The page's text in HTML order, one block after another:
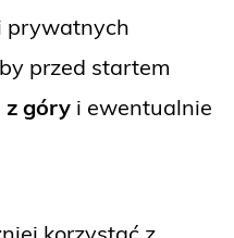
prywatnych
przed startem
z góry i ewentualnie